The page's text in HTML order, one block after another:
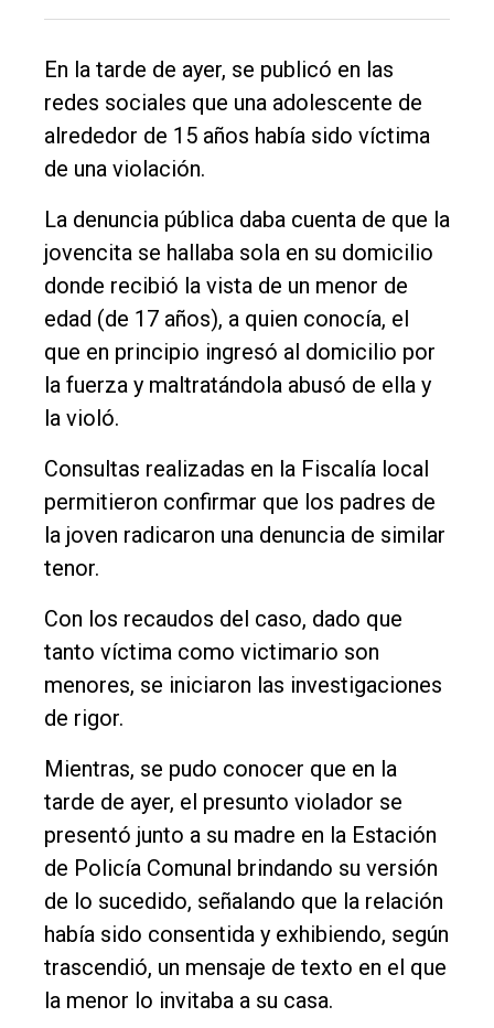
Inicio
Tendencia
Int.
General
Política
Cultura
Entrevistas
Rural
Deportes
Fúnebres
Edición
Empresa
Nosotros
Contacto
En la tarde de ayer, se publicó en las
redes sociales que una adolescente de
alrededor de 15 años había sido víctima
de una violación.
La denuncia pública daba cuenta de que la
jovencita se hallaba sola en su domicilio
donde recibió la vista de un menor de
edad (de 17 años), a quien conocía, el
que en principio ingresó al domicilio por
la fuerza y maltratándola abusó de ella y
la violó.
Consultas realizadas en la Fiscalía local
permitieron confirmar que los padres de
la joven radicaron una denuncia de similar
tenor.
Con los recaudos del caso, dado que
tanto víctima como victimario son
menores, se iniciaron las investigaciones
de rigor.
Mientras, se pudo conocer que en la
tarde de ayer, el presunto violador se
presentó junto a su madre en la Estación
de Policía Comunal brindando su versión
de lo sucedido, señalando que la relación
había sido consentida y exhibiendo, según
trascendió, un mensaje de texto en el que
la menor lo invitaba a su casa.